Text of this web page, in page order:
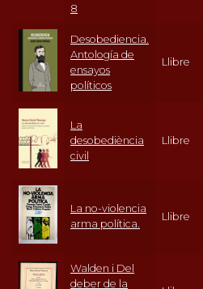
8
Desobediencia.
Antología de
ensayos
políticos
Llibre
La
desobediència
civil
Llibre
La no-violencia
arma política.
Llibre
Walden i Del
deber de la